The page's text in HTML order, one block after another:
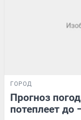
ГОРОД
Прогноз
потеплеет до